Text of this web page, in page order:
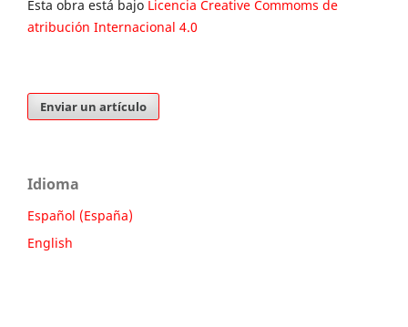
Esta obra está bajo Licencia Creative Commoms de
atribución Internacional 4.0
Enviar un artículo
Idioma
Español (España)
English